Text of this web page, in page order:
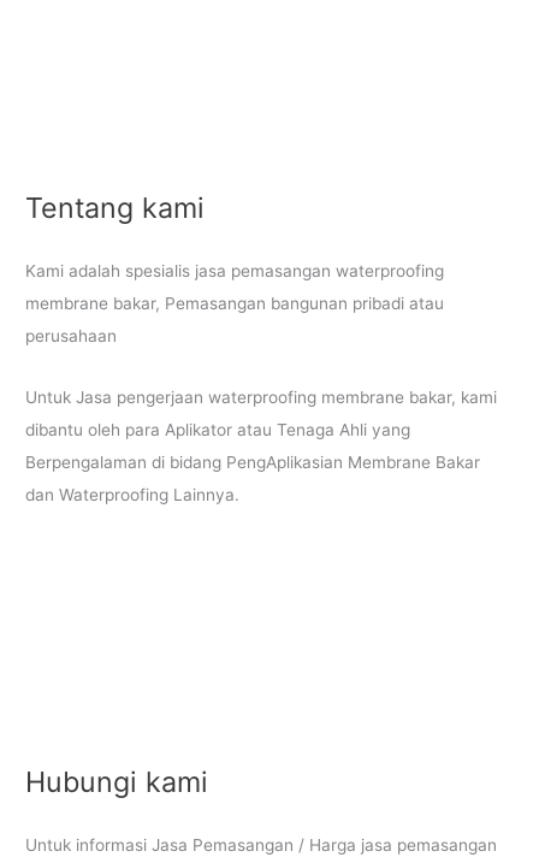
Tentang kami
Kami adalah spesialis jasa pemasangan waterproofing
membrane bakar, Pemasangan bangunan pribadi atau
perusahaan
Untuk Jasa pengerjaan waterproofing membrane bakar, kami
dibantu oleh para Aplikator atau Tenaga Ahli yang
Berpengalaman di bidang PengAplikasian Membrane Bakar
dan Waterproofing Lainnya.
Hubungi kami
Untuk informasi Jasa Pemasangan / Harga jasa pemasangan